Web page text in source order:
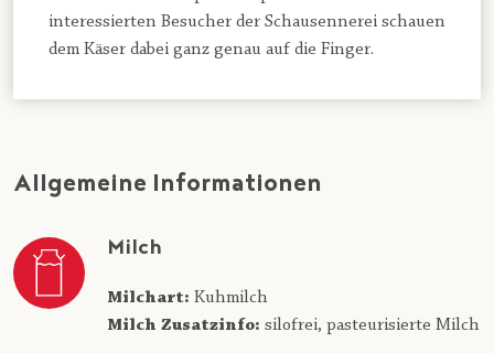
interessierten Besucher der Schausennerei schauen
dem Käser dabei ganz genau auf die Finger.
Allgemeine Informationen
Milch
Milchart: Kuhmilch
Milch Zusatzinfo: silofrei, pasteurisierte Milch